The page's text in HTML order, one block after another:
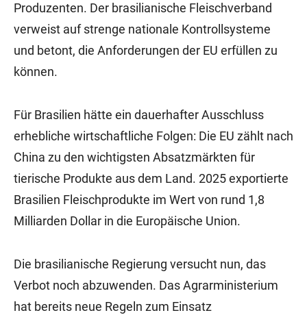
Produzenten. Der brasilianische Fleischverband
verweist auf strenge nationale Kontrollsysteme
und betont, die Anforderungen der EU erfüllen zu
können.
Für Brasilien hätte ein dauerhafter Ausschluss
erhebliche wirtschaftliche Folgen: Die EU zählt nach
China zu den wichtigsten Absatzmärkten für
tierische Produkte aus dem Land. 2025 exportierte
Brasilien Fleischprodukte im Wert von rund 1,8
Milliarden Dollar in die Europäische Union.
Die brasilianische Regierung versucht nun, das
Verbot noch abzuwenden. Das Agrarministerium
hat bereits neue Regeln zum Einsatz